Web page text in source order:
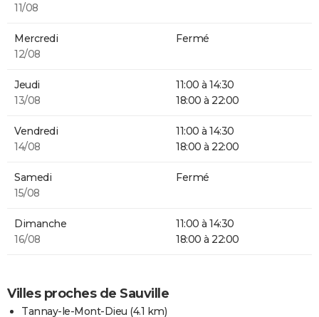
11/08
Mercredi
12/08
Fermé
Jeudi
13/08
11:00 à 14:30
18:00 à 22:00
Vendredi
14/08
11:00 à 14:30
18:00 à 22:00
Samedi
15/08
Fermé
Dimanche
16/08
11:00 à 14:30
18:00 à 22:00
Villes proches de Sauville
Tannay-le-Mont-Dieu (4.1 km)